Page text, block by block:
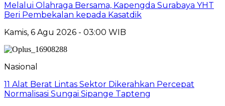
Melalui Olahraga Bersama, Kapengda Surabaya YHT
Beri Pembekalan kepada Kasatdik
Kamis, 6 Agu 2026 - 03:00 WIB
Nasional
11 Alat Berat Lintas Sektor Dikerahkan Percepat
Normalisasi Sungai Sipange Tapteng